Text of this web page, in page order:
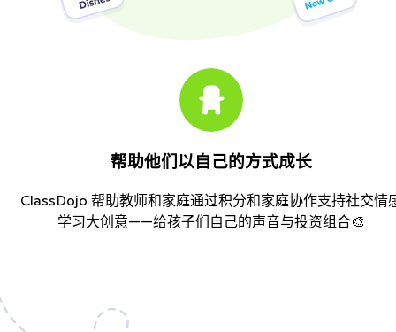
帮助他们以自己的方式成长
ClassDojo 帮助教师和家庭通过积分和家庭协作支持社交情
学习大创意——给孩子们自己的声音与投资组合🎨